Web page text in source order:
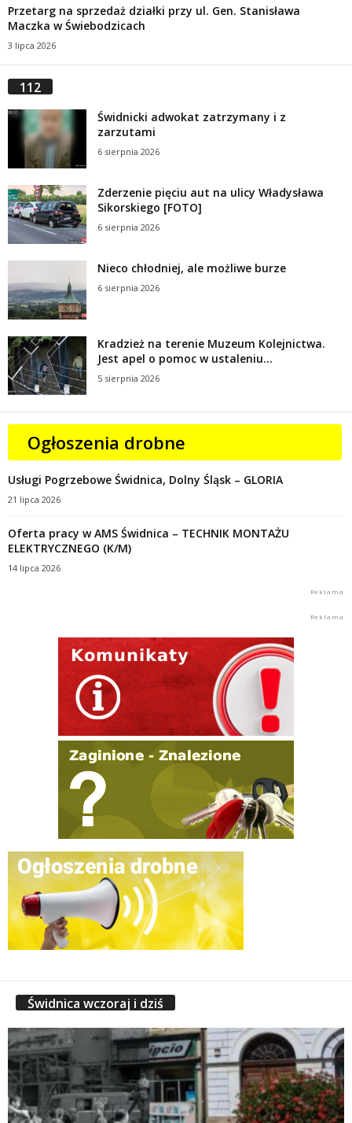
Przetarg na sprzedaż działki przy ul. Gen. Stanisława
Maczka w Świebodzicach
3 lipca 2026
112
Świdnicki adwokat zatrzymany i z
zarzutami
6 sierpnia 2026
Zderzenie pięciu aut na ulicy Władysława
Sikorskiego [FOTO]
6 sierpnia 2026
Nieco chłodniej, ale możliwe burze
6 sierpnia 2026
Kradzież na terenie Muzeum Kolejnictwa.
Jest apel o pomoc w ustaleniu...
5 sierpnia 2026
Ogłoszenia drobne
Usługi Pogrzebowe Świdnica, Dolny Śląsk – GLORIA
21 lipca 2026
Oferta pracy w AMS Świdnica – TECHNIK MONTAŻU
ELEKTRYCZNEGO (K/M)
14 lipca 2026
Świdnica wczoraj i dziś